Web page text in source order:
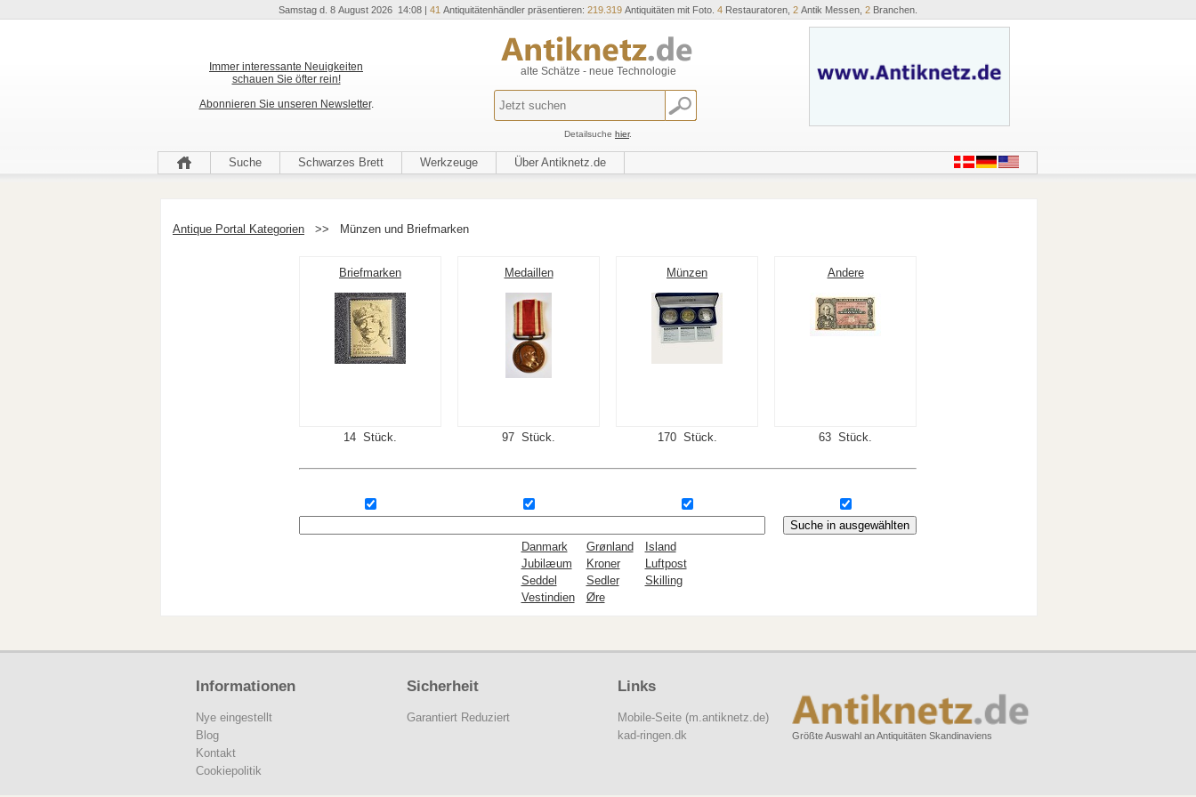
Samstag d. 8 August 2026 14:08 | 41 Antiquitätenhändler präsentieren: 219.319 Antiquitäten mit Foto. 4 Restauratoren, 2 Antik Messen, 2 Branchen.
Immer interessante Neuigkeiten
schauen Sie öfter rein!
Abonnieren Sie unseren Newsletter.
alte Schätze - neue Technologie
Detailsuche hier.
Suche Schwarzes Brett Werkzeuge Über Antiknetz.de
Antique Portal Kategorien >> Münzen und Briefmarken
Briefmarken Medaillen Münzen Andere
14 Stück. 97 Stück. 170 Stück. 63 Stück.
Danmark Grønland
Island
Jubilæum
Kroner
Luftpost
Seddel
Sedler
Skilling
Vestindien
Øre
Informationen
Nye eingestellt
Blog
Kontakt
Cookiepolitik
Sicherheit
Garantiert Reduziert
Links
Mobile-Seite (m.antiknetz.de)
kad-ringen.dk
Größte Auswahl an Antiquitäten Skandinaviens